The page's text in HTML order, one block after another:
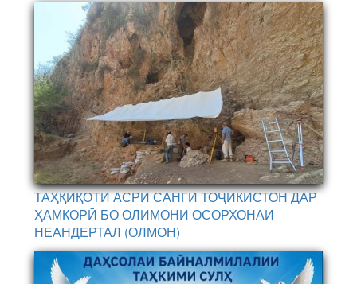
ТАҲҚИҚОТИ АСРИ САНГИ ТОҶИКИСТОН ДАР
ҲАМКОРӢ БО ОЛИМОНИ ОСОРХОНАИ
НЕАНДЕРТАЛ (ОЛМОН)